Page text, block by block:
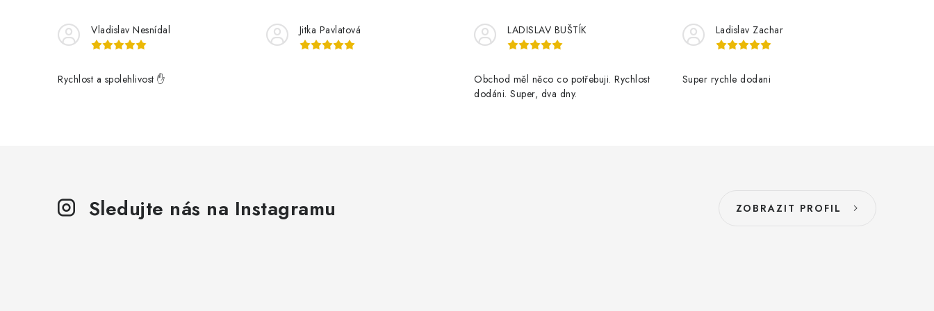
Vladislav Nesnídal
Rychlost a spolehlivost ✋
Jitka Pavlatová LADISLAV BUŠTÍK
Obchod měl něco co potřebuji. Rychlost
dodáni. Super, dva dny.
Ladislav Zachar
Super rychle dodani
Sledujte nás na Instagramu ZOBRAZIT PROFIL